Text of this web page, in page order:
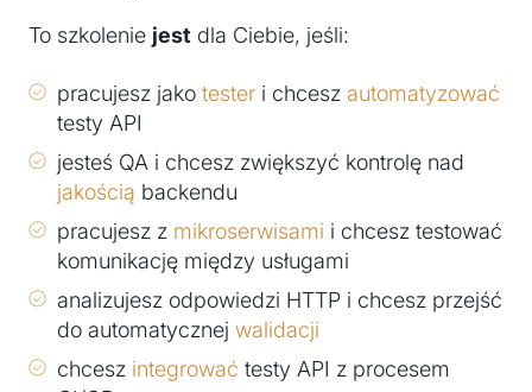
To szkolenie jest dla Ciebie, jeśli:
pracujesz jako tester i chcesz automatyzować
testy API
jesteś QA i chcesz zwiększyć kontrolę nad
jakością backendu
pracujesz z mikroserwisami i chcesz testować
komunikację między usługami
analizujesz odpowiedzi HTTP i chcesz przejść
do automatycznej walidacji
chcesz integrować testy API z procesem